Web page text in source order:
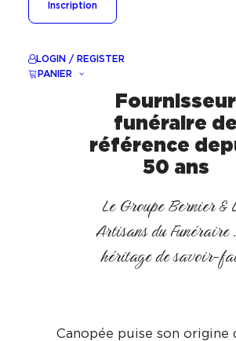
Inscription
LOGIN / REGISTER
PANIER
Fournisseur
funéraire de
référence
50 ans
Le Groupe Bernier &
Artisans du Funéraire
héritage de savoir-
Canopée puise son origine